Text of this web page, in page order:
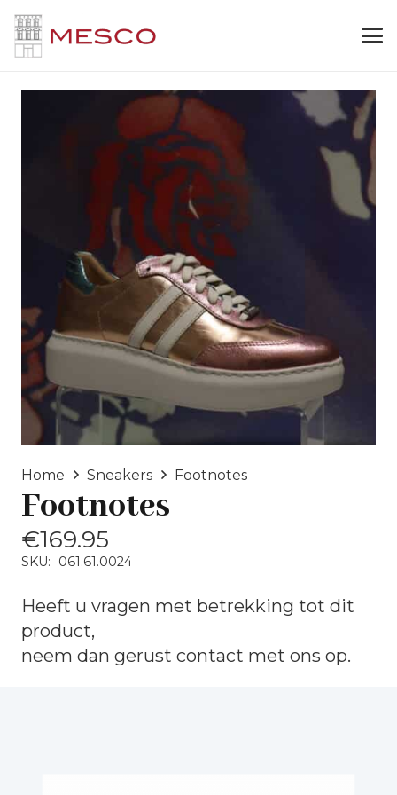
Home Sneakers Footnotes
Footnotes
€169.95
SKU: 061.61.0024
Heeft u vragen met betrekking tot dit
product,
neem dan gerust contact met ons op.